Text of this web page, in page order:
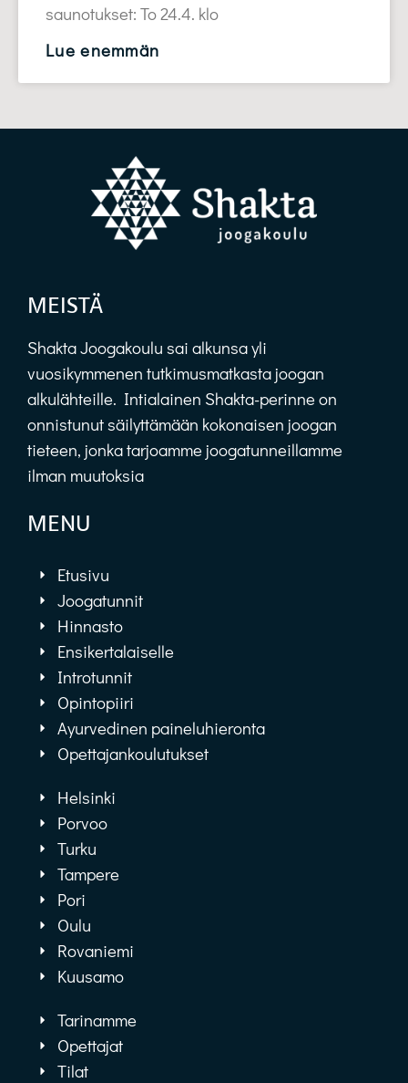
saunotukset: To 24.4. klo
Lue enemmän
MEISTÄ
Shakta Joogakoulu sai alkunsa yli
vuosikymmenen tutkimusmatkasta joogan
alkulähteille. Intialainen Shakta-perinne on
onnistunut säilyttämään kokonaisen joogan
tieteen, jonka tarjoamme joogatunneillamme
ilman muutoksia
MENU
Etusivu
Joogatunnit
Hinnasto
Ensikertalaiselle
Introtunnit
Opintopiiri
Ayurvedinen paineluhieronta
Opettajankoulutukset
Helsinki
Porvoo
Turku
Tampere
Pori
Oulu
Rovaniemi
Kuusamo
Tarinamme
Opettajat
Tilat